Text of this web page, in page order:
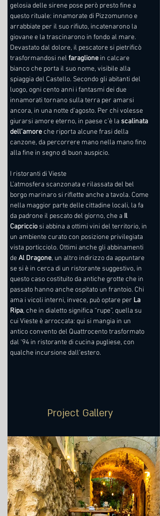
gelosia delle sirene pose però presto fine a
questo rituale: innamorate di Pizzomunno e
arrabbiate per il suo rifiuto, incatenarono la
giovane e la trascinarono in fondo al mare.
Devastato dal dolore, il pescatore si pietrificò
trasformandosi nel faraglione in calcare
bianco che porta il suo nome, visibile alla
spiaggia del Castello. Secondo gli abitanti del
luogo, ogni cento anni i fantasmi dei due
innamorati tornano sulla terra per amarsi
ancora, in una notte d’agosto. Per chi volesse
giurarsi amore eterno, in paese c’è la scalinata
dell’amore che riporta alcune frasi della
canzone, da percorrere mano nella mano fino
alla fine in segno di buon auspicio.
I ristoranti di Vieste
L’atmosfera scanzonata e rilassata del bel
borgo marinaro si riflette anche a tavola. Come
nella maggior parte delle cittadine locali, la fa
da padrone il pescato del giorno, che a Il
Capriccio si abbina a ottimi vini del territorio, in
un ambiente curato con posizione privilegiata
vista porticciolo. Ottimi anche gli abbinamenti
de Al Dragone, un altro indirizzo da appuntare
se si è in cerca di un ristorante suggestivo, in
questo caso costituito da antiche grotte che in
passato hanno anche ospitato un frantoio. Chi
ama i vicoli interni, invece, può optare per La
Ripa, che in dialetto significa “rupe”, quella su
cui Vieste è arroccata: qui si mangia in un
antico convento del Quattrocento trasformato
dal ‘94 in ristorante di cucina pugliese, con
qualche incursione dall’estero.
Project Gallery